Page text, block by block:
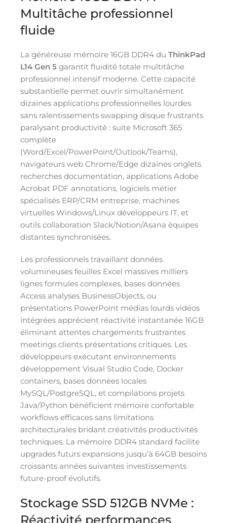
Multitâche professionnel
fluide
La généreuse mémoire 16GB DDR4 du ThinkPad
L14 Gen 5 garantit fluidité totale multitâche
professionnel intensif moderne. Cette capacité
substantielle permet ouvrir simultanément
dizaines applications professionnelles lourdes
sans ralentissements swapping disque frustrants
paralysant productivité : suite Microsoft 365
complète
(Word/Excel/PowerPoint/Outlook/Teams),
navigateurs web Chrome/Edge dizaines onglets
recherches documentation, applications Adobe
Acrobat PDF annotations, logiciels métier
spécialisés ERP/CRM entreprise, machines
virtuelles Windows/Linux développeurs IT, et
outils collaboration Slack/Notion/Asana équipes
distantes synchronisées.
Les professionnels travaillant données
volumineuses feuilles Excel massives milliers
lignes formules complexes, bases données
Access analyses BusinessObjects, ou
présentations PowerPoint médias lourds vidéos
intégrées apprécient réactivité instantanée 16GB
éliminant attentes chargements frustrantes
meetings clients présentations critiques. Les
développeurs exécutant environnements
développement Visual Studio Code, Docker
containers, bases données locales
MySQL/PostgreSQL, et compilations projets
Java/Python bénéficient mémoire confortable
workflows efficaces sans limitations
architecturales bridant créativités productivités
techniques. La mémoire DDR4 standard facilite
upgrades futurs expansions jusqu’à 64GB besoins
croissants années suivantes investissements
future-proof évolutifs.
Stockage SSD 512GB NVMe :
Réactivité performances